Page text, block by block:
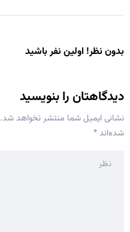
بدون نظر! اولین نفر باشید
دیدگاهتان را بنویسید
نشانی ایمیل شما منتشر نخواهد شد.
شده‌اند*